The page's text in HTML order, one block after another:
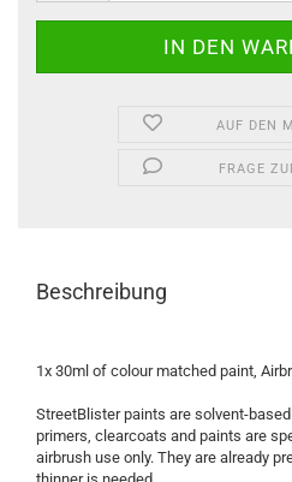
AUF DEN
FRAGE
Beschreibung
1x 30ml of colour matched paint,
StreetBlister paints are solvent-
primers, clearcoats and paints are
airbrush use only. They are already